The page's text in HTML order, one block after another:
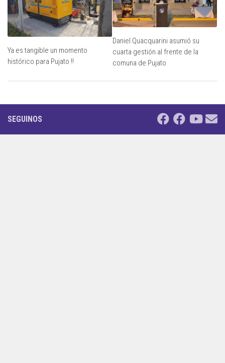
Ya es tangible un momento
histórico para Pujato !!
Daniel Quacquarini asumió su
cuarta gestión al frente de la
comuna de Pujato
SEGUINOS